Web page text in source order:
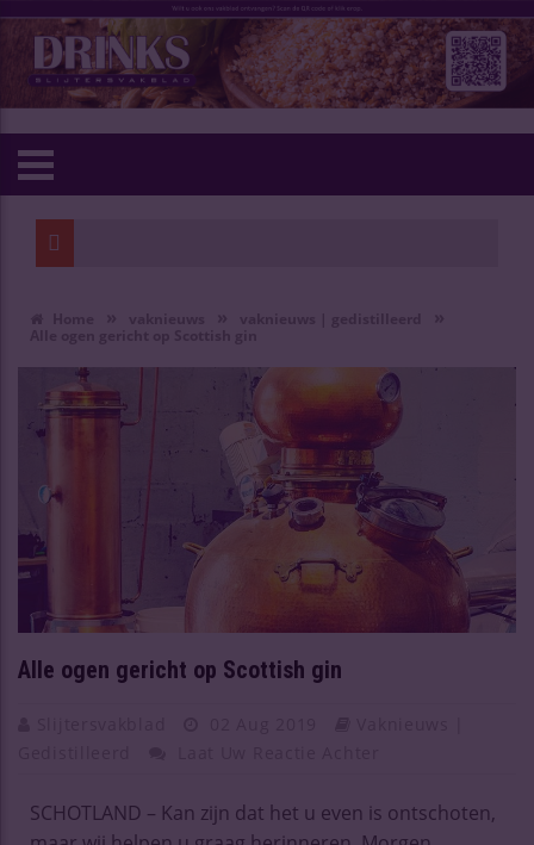
Alle ogen gericht op Scottish gin
SCHOTLAND – Kan zijn dat het u even is ontschoten,